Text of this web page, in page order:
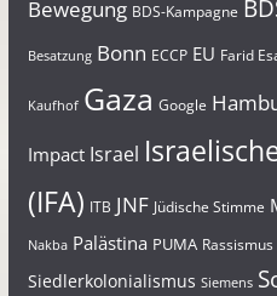
Bewegung BDS-Kampagne
Besatzung Bonn ECCP EU Farid
Kaufhof Gaza Google
Impact Israel
(IFA) ITB JNF Jüdische Stimme
Nakba Palästina PUMA Rassismus
Siedlerkolonialismus Siemens